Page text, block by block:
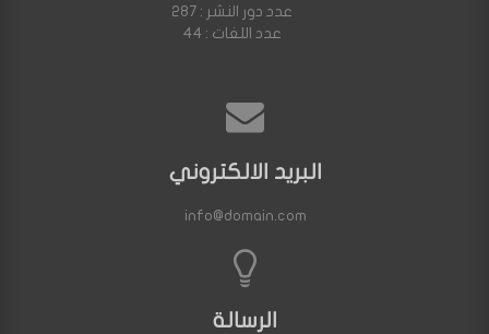
عدد دور النشر : 287
عدد اللغات : 44
البريد الالكتروني
info@domain.com
الرسالة